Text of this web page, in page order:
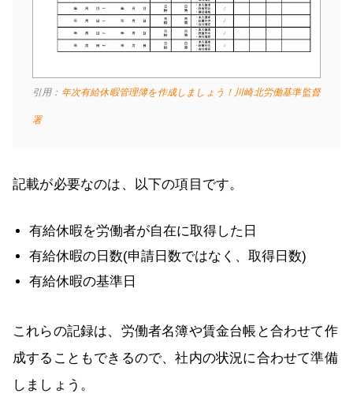
引用： 年次有給休暇管理簿を作成しましょう！川崎北労働基準監督
署
記載が必要なのは、以下の項目です。
有給休暇を労働者が自在に取得した日
有給休暇の日数(申請日数ではなく、取得日数)
有給休暇の基準日
これらの記録は、労働者名簿や賃金台帳と合わせて作
成することもできるので、社内の状況に合わせて準備
しましょう。